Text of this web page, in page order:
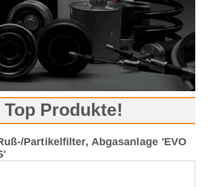
Produkte!
Partikelfilter, Abgasanlage 'EVO